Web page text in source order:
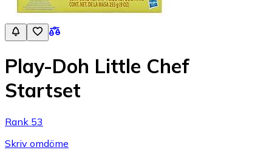
Play-Doh Little Chef
Startset
Rank 53
Skriv omdöme